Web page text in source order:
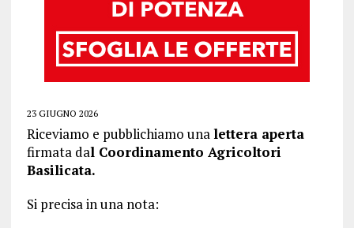
23 GIUGNO 2026
Riceviamo e pubblichiamo unalettera aperta
firmata dal Coordinamento Agricoltori
Basilicata.
Si precisa in una nota: